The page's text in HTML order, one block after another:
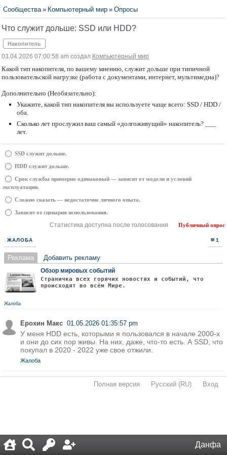
Данфа
Сообщества » Компьютерный мир » Опросы
Что служит дольше: SSD или HDD?
Накопитель
03.04.2026 07:00:58 am создал Компьютерный мир
Какой тип накопителя, по вашему мнению, служит дольше при типичной
пользовательской нагрузке (работа с документами, интернет, мультимедиа)?
Дополнительно (Необязательно):
Укажите, какой тип накопителя вы используете чаще всего: SSD / HDD /
оба.
Сколько лет прослужил ваш самый «долгоживущий» накопитель? ___
лет.
SSD служит дольше.
HDD служит дольше.
Срок службы примерно одинаковый — зависит от модели и условий
эксплуатации.
Сложно сказать — недостаточно личного опыта.
Зависит от сценария использования.
Статистика доступна после голосования Публичный опрос
ЖАЛОБА 1
Реклама Добавить рекламу
Обзор мировых событий
Страничка всех горячих новостях и событий, что
происходят во всём Мире.
Жалоба
Ерохин Макс 01.05.2026 01:35:57 pm
У меня HDD есть, которыми я пользовался в начале 2000-х
и они до сих пор живы. На них, даже, что-то есть. А SSD, что
покупал в 2020 - 2022 уже свое отжили.
Жалоба
Полная версия Русский (RU) Вход